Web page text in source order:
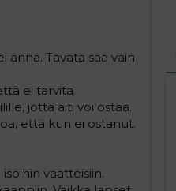
Tavata saa vain
ei tarvita.
jotta äiti voi ostaa.
että kun ei ostanut.
vaatteisiin.